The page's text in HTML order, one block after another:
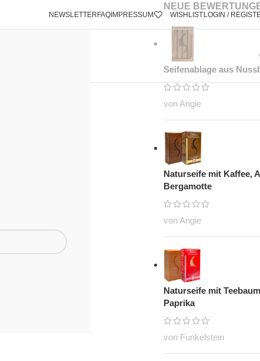
NEWSLETTERFAQIMPRESSUM WISHLISTLOGIN /
NEUE
Seifenablage aus
von Angie
Naturseife mit Kaffee,
Bergamotte
von Angie
Naturseife mit
Paprika
von Funkelstein